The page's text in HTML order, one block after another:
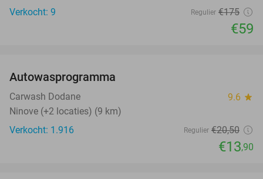
Verkocht: 9
Regulier €175
€59
Autowasprogramma
Carwash Dodane 9.6 star
Ninove (+2 locaties) (9 km)
Verkocht: 1.916
Regulier €20,50
€13,90